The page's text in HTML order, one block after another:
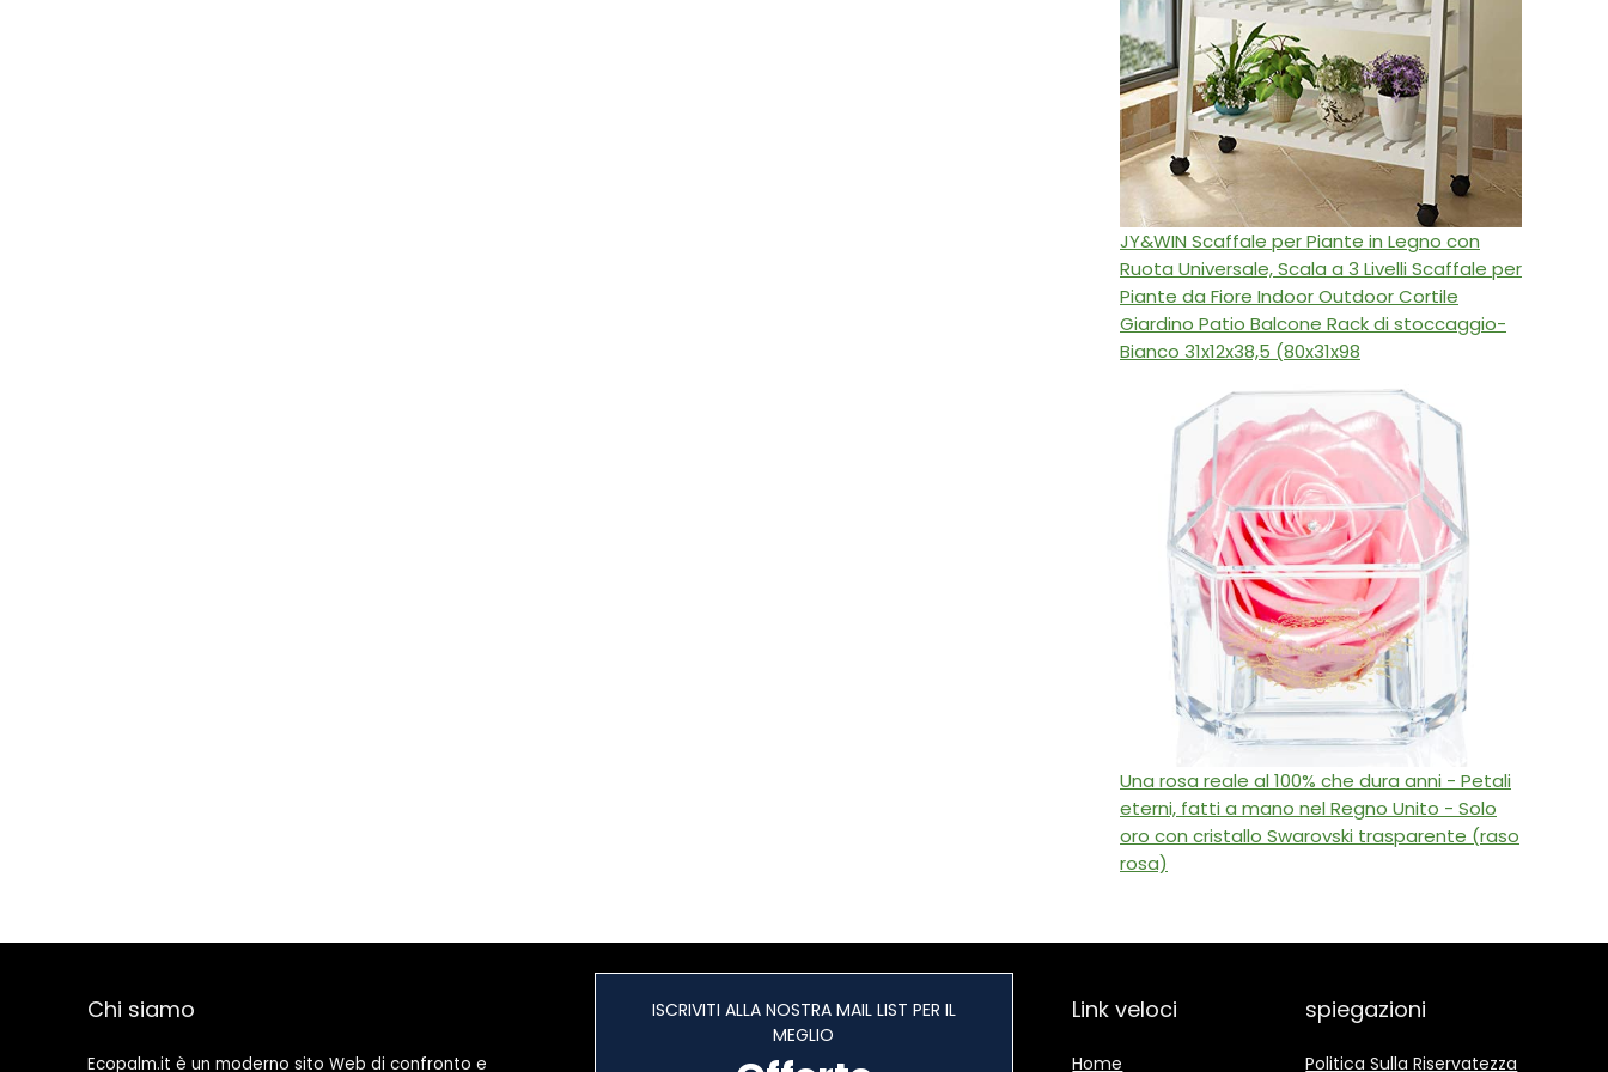
JY&WIN Scaffale per Piante in Legno con
Ruota Universale, Scala a 3 Livelli Scaffale per
Piante da Fiore Indoor Outdoor Cortile
Giardino Patio Balcone Rack di stoccaggio-
Bianco 31x12x38,5 (80x31x98
Una rosa reale al 100% che dura anni - Petali
eterni, fatti a mano nel Regno Unito - Solo
oro con cristallo Swarovski trasparente (raso
rosa)
Chi siamo
Ecopalm.it è un moderno sito Web di confronto e
ISCRIVITI ALLA NOSTRA MAIL LIST PER IL
MEGLIO
Link veloci
Home
spiegazioni
Politica Sulla Riservatezza